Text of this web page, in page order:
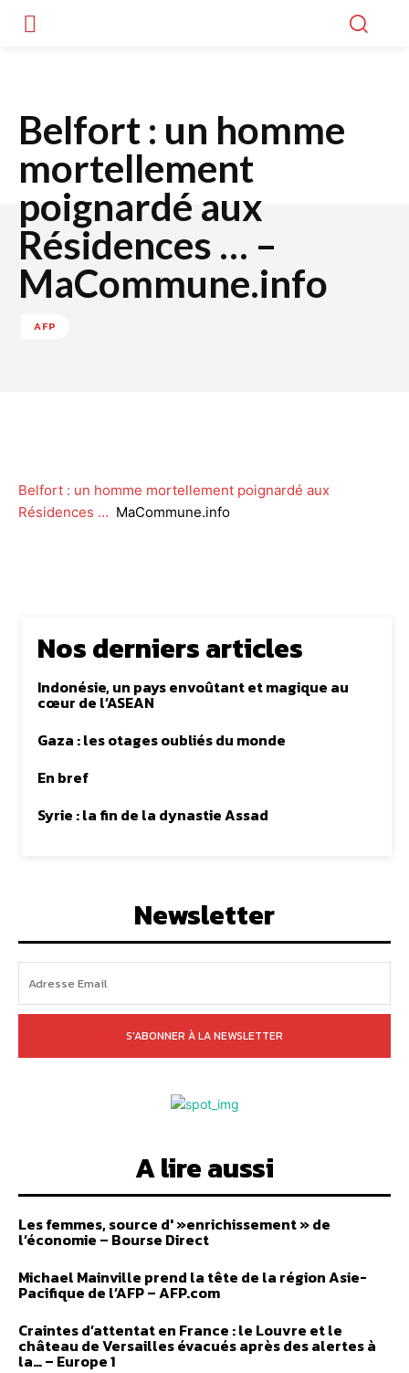
Belfort : un homme
mortellement
poignardé aux
Résidences … –
MaCommune.info
AFP
Belfort : un homme mortellement poignardé aux
Résidences … MaCommune.info
Nos derniers articles
Indonésie, un pays envoûtant et magique au
cœur de l’ASEAN
Gaza : les otages oubliés du monde
En bref
Syrie : la fin de la dynastie Assad
Newsletter
S'ABONNER À LA NEWSLETTER
A lire aussi
Les femmes, source d' »enrichissement » de
l’économie – Bourse Direct
Michael Mainville prend la tête de la région Asie-
Pacifique de l’AFP – AFP.com
Craintes d’attentat en France : le Louvre et le
château de Versailles évacués après des alertes à
la… – Europe 1